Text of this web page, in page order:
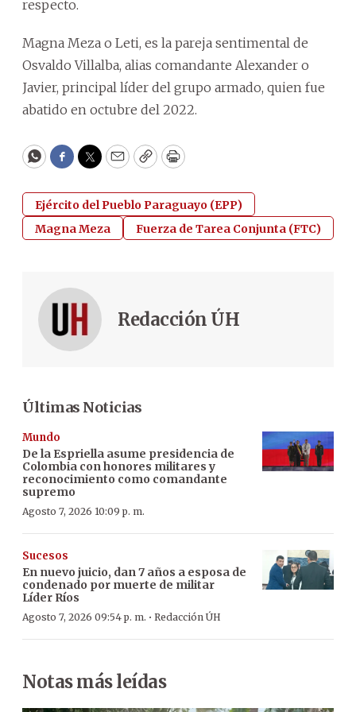
respecto.
Magna Meza o Leti, es la pareja sentimental de
Osvaldo Villalba, alias comandante Alexander o
Javier, principal líder del grupo armado, quien fue
abatido en octubre del 2022.
WhatsApp
Facebook
Twitter
EmailCopyPrint
Ejército del Pueblo Paraguayo (EPP)
Magna Meza
Fuerza de Tarea Conjunta (FTC)
Redacción ÚH
Últimas Noticias
Mundo
De la Espriella asume presidencia de
Colombia con honores militares y
reconocimiento como comandante
supremo
Agosto 7, 2026 10:09 p. m.
Sucesos
En nuevo juicio, dan 7 años a esposa de
condenado por muerte de militar
Líder Ríos
Agosto 7, 2026 09:54 p. m. · Redacción ÚH
Notas más leídas